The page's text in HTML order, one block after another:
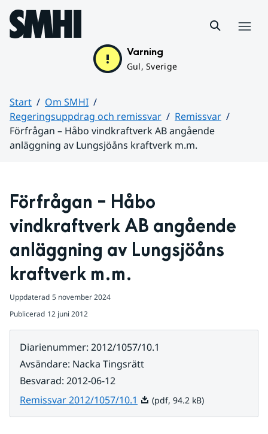
Hoppa till sidans innehåll
Varning
Gul, Sverige
Start
Om SMHI
Regeringsuppdrag och remissvar
Remissvar
Förfrågan – Håbo vindkraftverk AB angående
anläggning av Lungsjöåns kraftverk m.m.
Förfrågan – Håbo
vindkraftverk AB angående
anläggning av Lungsjöåns
kraftverk m.m.
Uppdaterad 5 november 2024
Publicerad 12 juni 2012
Diarienummer: 2012/1057/10.1
Avsändare: Nacka Tingsrätt
Besvarad: 2012-06-12
Remissvar 2012/1057/10.1 Pdf, 94.2 kB.
(pdf, 94.2 kB)